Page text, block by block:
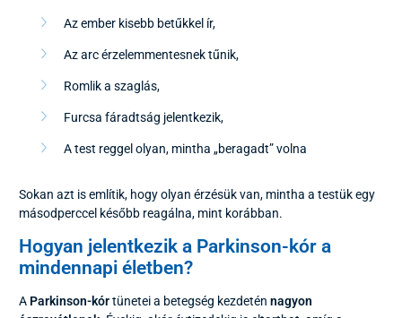
Az ember kisebb betűkkel ír,
Az arc érzelemmentesnek tűnik,
Romlik a szaglás,
Furcsa fáradtság jelentkezik,
A test reggel olyan, mintha „beragadt” volna
Sokan azt is említik, hogy olyan érzésük van, mintha a testük egy
másodperccel később reagálna, mint korábban.
Hogyan jelentkezik a Parkinson-kór a
mindennapi életben?
A Parkinson-kórtünetei a betegség kezdetén nagyon